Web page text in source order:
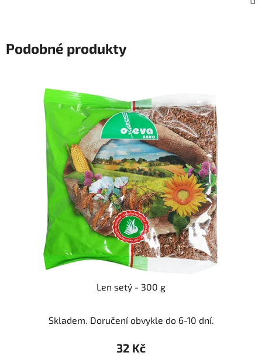
Podobné produkty
Len setý - 300 g
Skladem. Doručení obvykle do 6-10 dní.
32 Kč